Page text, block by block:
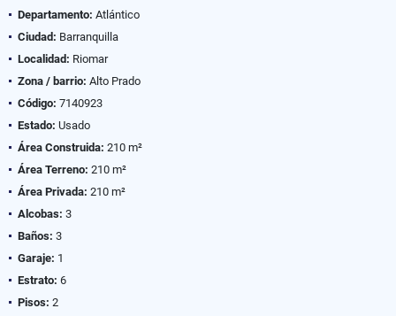
Departamento: Atlántico
Ciudad: Barranquilla
Localidad: Riomar
Zona / barrio: Alto Prado
Código: 7140923
Estado: Usado
Área Construida: 210 m²
Área Terreno: 210 m²
Área Privada: 210 m²
Alcobas: 3
Baños: 3
Garaje: 1
Estrato: 6
Pisos: 2